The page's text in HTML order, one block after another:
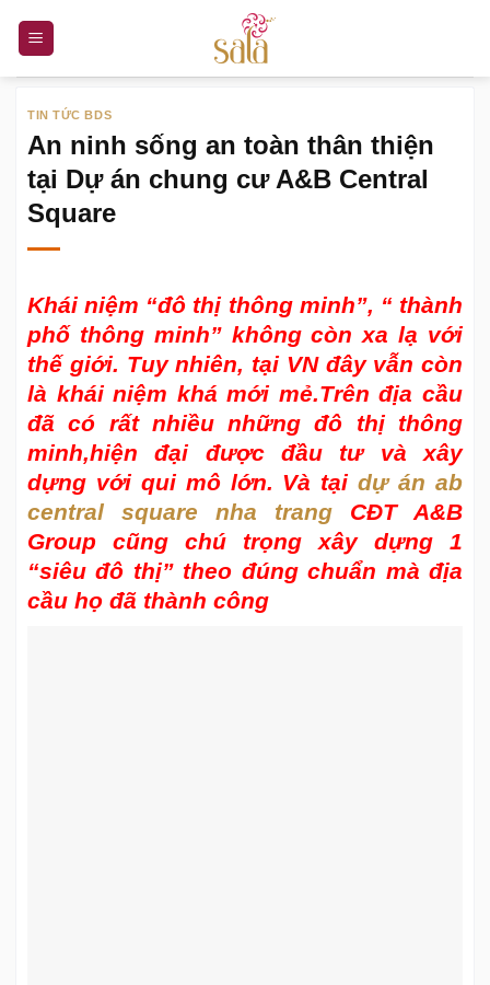
nội
TIN TỨC BDS
An ninh sống an toàn thân thiện
tại Dự án chung cư A&B Central
Square
Khái niệm “đô thị thông minh”, “ thành
phố thông minh” không còn xa lạ với
thế giới. Tuy nhiên, tại VN đây vẫn còn
là khái niệm khá mới mẻ.Trên địa cầu
đã có rất nhiều những đô thị thông
minh,hiện đại được đầu tư và xây
dựng với qui mô lớn. Và tạidự án ab
central square nha trang CĐT A&B
Group cũng chú trọng xây dựng 1
“siêu đô thị” theo đúng chuẩn mà địa
cầu họ đã thành công